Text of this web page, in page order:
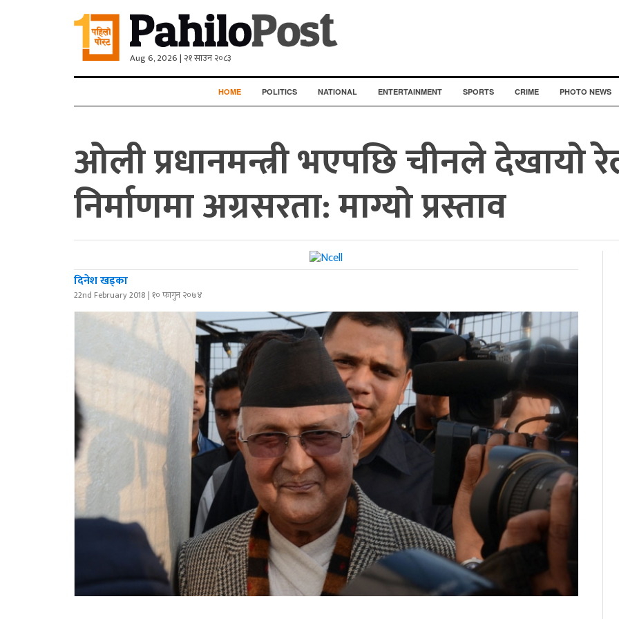
Aug 6, 2026 | २१ साउन २०८३
HOME POLITICS NATIONAL ENTERTAINMENT SPORTS CRIME PHOTO NEWS
ओली प्रधानमन्त्री भएपछि चीनले देखायो
निर्माणमा अग्रसरता: माग्यो प्रस्ताव
दिनेश खड्का
22nd February 2018 | १० फागुन २०७४